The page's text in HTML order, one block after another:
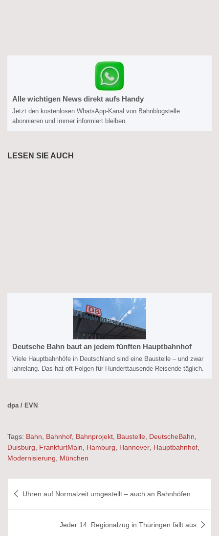
Alle wichtigen News direkt aufs Handy
Jetzt den kostenlosen WhatsApp-Kanal von Bahnblogstelle
abonnieren und immer informiert bleiben.
LESEN SIE AUCH
Deutsche Bahn baut an jedem fünften Hauptbahnhof
Viele Hauptbahnhöfe in Deutschland sind eine Baustelle – und zwar
jahrelang. Das hat oft Folgen für Hunderttausende Reisende täglich.
dpa / EVN
Tags: Bahn Bahnhof Bahnprojekt Baustelle DeutscheBahn
Duisburg
FrankfurtMain Hamburg Hannover Hauptbahnhof
Modernisierung
München
Uhren auf Normalzeit umgestellt – auch an Bahnhöfen
Jeder 14. Regionalzug in Thüringen fällt aus